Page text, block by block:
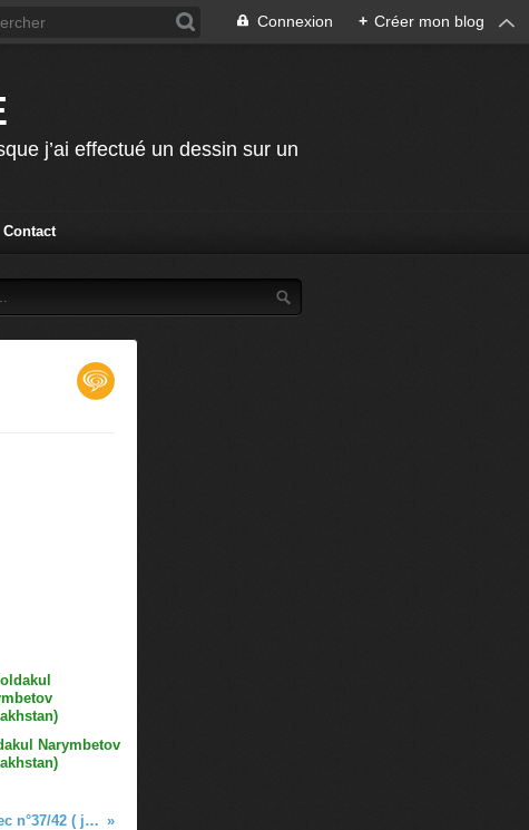
Connexion + Créer mon blog
j’ai effectué un dessin sur un
Contact
Narymbetov
Maison en pneus au Québec n°37/42 ( juin 2006) drain ouest